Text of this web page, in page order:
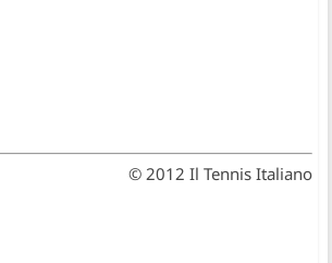
© 2012 Il Tennis Italiano